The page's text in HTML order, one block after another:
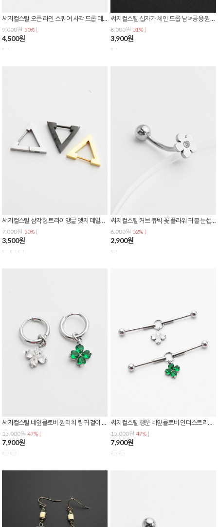
써지컬스틸 오픈 라인 스퀘어 사각 드롭 데일리 피어싱 P-0833
9,000원 50% ↓
4,500원
써지컬스틸 십자가 체인 드롭 남녀공용 원터치 링 이어커프 귀찌 E-0617
8,000원 51% ↓
3,900원
써지컬스틸 삼각형 트라이앵글 엣지 데일리 심플 원터치 링 귀걸이 E-0613
7,000원 50% ↓
3,500원
써지컬스틸 커브 큐빅 꽃 플라워 귀볼 눈썹 바나나 피어싱 P-0826
6,000원 52% ↓
2,900원
써지컬스틸 네잎클로버 원터치 링 귀걸이 큐빅 행운 드롭 데일리 이어링 E-0611
15,000원 47% ↓
7,900원
써지컬스틸 행운 네잎클로버 인더스트리얼 바벨 플렉시블 피어싱 큐빅 드롭 P-0825
15,000원 47% ↓
7,900원